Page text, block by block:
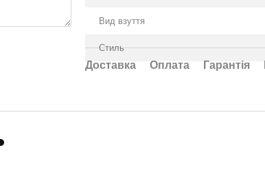
Вид взуття
Стиль
Доставка Оплата Гарантія